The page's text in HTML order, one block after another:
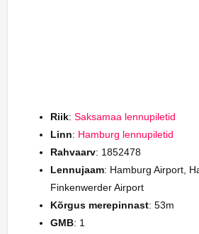
Riik: Saksamaa lennupiletid
Linn: Hamburg lennupiletid
Rahvaarv: 1852478
Lennujaam: Hamburg Airport,
Finkenwerder Airport
Kõrgus merepinnast: 53m
GMB: 1